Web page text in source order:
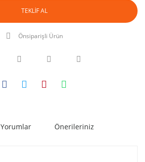
TEKLİF AL
Önsiparişli Ürün
Yorumlar Önerileriniz